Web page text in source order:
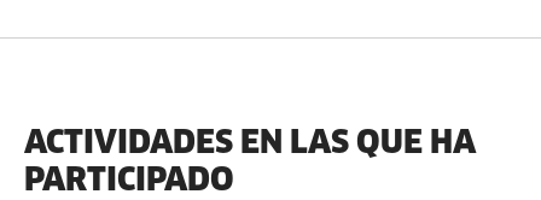
ACTIVIDADES EN LAS QUE HA
PARTICIPADO